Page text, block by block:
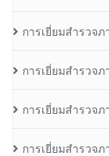
การเยี่ยมสำรวจ
การเยี่ยมสำรวจภ
การเยี่ยมสำรวจ
การเยี่ยมสำรวจ